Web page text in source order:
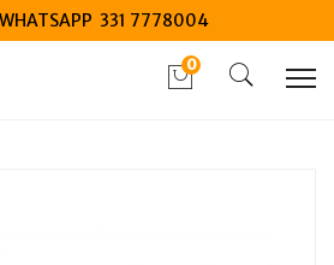
WHATSAPP 331 7778004
0